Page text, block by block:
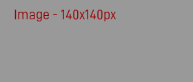
Image - 140x140px